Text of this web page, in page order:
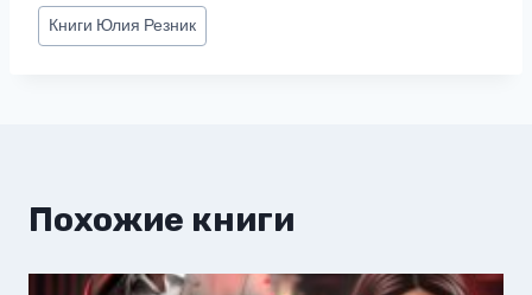
Метки
записи:
Книги Юлия Резник
Похожие книги